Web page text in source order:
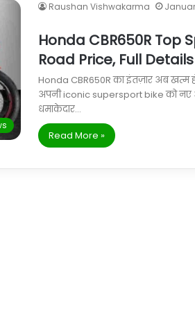
Raushan Vishwakarma
Honda CBR650R Top
Road Price, Full Details
Honda CBR650R का इंतज़ार अब खत्म
अपनी iconic supersport bike को
धमाकेदार…
Read More »